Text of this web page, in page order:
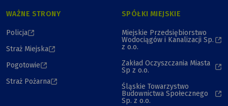
WAŻNE STRONY
Policja
Straż Miejska
Pogotowie
Straż Pożarna
SPÓŁKI MIEJSKIE
Miejskie Przedsiębiorstwo
Wodociągów i Kanalizacji Sp.
z o.o.
Zakład Oczyszczania Miasta
Sp z o.o.
Śląskie Towarzystwo
Budownictwa Społecznego
Sp. z o.o.